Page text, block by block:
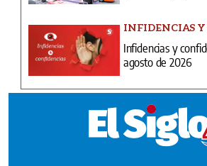
INFIDENCIAS
Infidencias y
agosto de 2026